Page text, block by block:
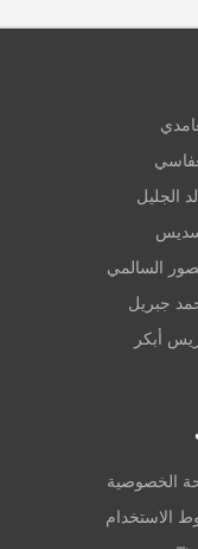
الجليل
السالمي
جبريل
أبكر
الخصوصية
الاستخدام